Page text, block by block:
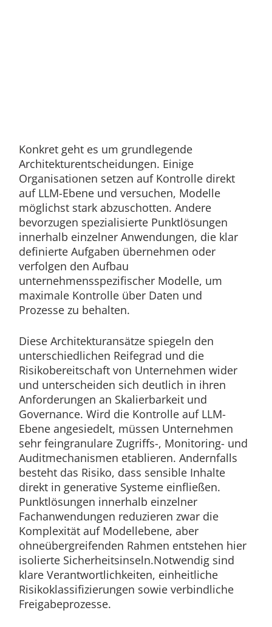
Konkret geht es um grundlegende
Architekturentscheidungen. Einige
Organisationen setzen auf Kontrolle direkt
auf LLM-Ebene und versuchen, Modelle
möglichst stark abzuschotten. Andere
bevorzugen spezialisierte Punktlösungen
innerhalb einzelner Anwendungen, die klar
definierte Aufgaben übernehmen oder
verfolgen den Aufbau
unternehmensspezifischer Modelle, um
maximale Kontrolle über Daten und
Prozesse zu behalten.
Diese Architekturansätze spiegeln den
unterschiedlichen Reifegrad und die
Risikobereitschaft von Unternehmen wider
und unterscheiden sich deutlich in ihren
Anforderungen an Skalierbarkeit und
Governance. Wird die Kontrolle auf LLM-
Ebene angesiedelt, müssen Unternehmen
sehr feingranulare Zugriffs-, Monitoring- und
Auditmechanismen etablieren. Andernfalls
besteht das Risiko, dass sensible Inhalte
direkt in generative Systeme einfließen.
Punktlösungen innerhalb einzelner
Fachanwendungen reduzieren zwar die
Komplexität auf Modellebene, aber
ohneübergreifenden Rahmen entstehen hier
isolierte Sicherheitsinseln.Notwendig sind
klare Verantwortlichkeiten, einheitliche
Risikoklassifizierungen sowie verbindliche
Freigabeprozesse.